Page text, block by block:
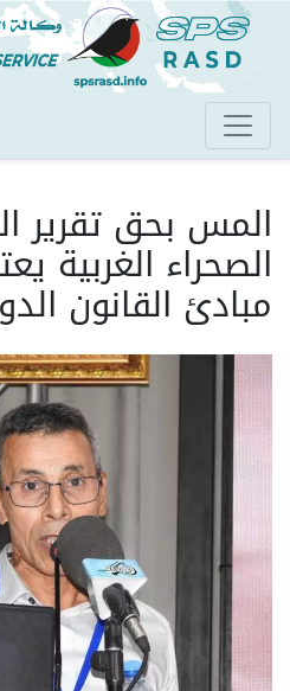
المس بحق تقرير
الصحراء الغربية
مبادئ القانون